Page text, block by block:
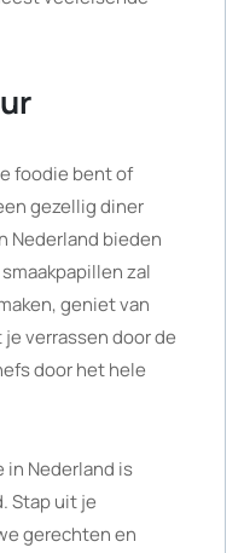
foodie bent of
gezellig diner
Nederland bieden
zal
geniet van
verrassen door de
door het hele
in Nederland is
Stap uit je
gerechten en